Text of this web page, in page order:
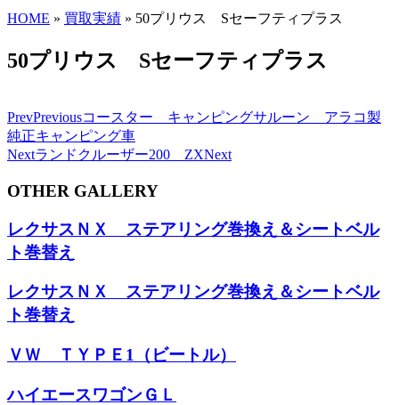
HOME » 買取実績 » 50プリウス Sセーフティプラス
50プリウス Sセーフティプラス
PrevPreviousコースター キャンピングサルーン アラコ製
純正キャンピング車
Nextランドクルーザー200 ZXNext
OTHER GALLERY
レクサスＮＸ ステアリング巻換え＆シートベル
ト巻替え
レクサスＮＸ ステアリング巻換え＆シートベル
ト巻替え
ＶＷ ＴＹＰＥ1（ビートル）
ハイエースワゴンＧＬ